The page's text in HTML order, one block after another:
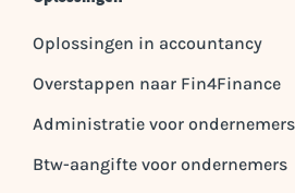
Oplossingen in accountancy
Overstappen naar Fin4Finance
Administratie voor ondernemers
Btw-aangifte voor ondernemers